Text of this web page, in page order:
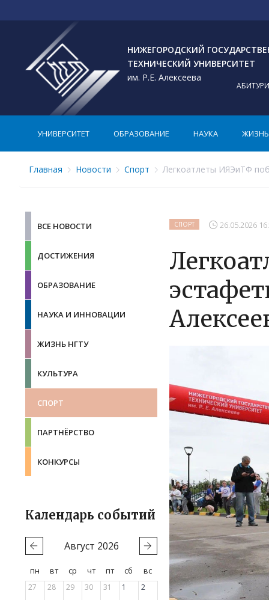
НИЖЕГОРОДСКИЙ
ТЕХНИЧЕСКИЙ УНИВЕРСИТЕТ
им. Р.Е. Алексеева
УНИВЕРСИТЕТ ОБРАЗОВАНИЕ НАУКА ЖИЗНЬ
Главная Новости Спорт Легкоатлеты ИЯЭиТФ
ВСЕ НОВОСТИ
ДОСТИЖЕНИЯ
ОБРАЗОВАНИЕ
НАУКА И ИННОВАЦИИ
ЖИЗНЬ НГТУ
КУЛЬТУРА
СПОРТ
ПАРТНЁРСТВО
КОНКУРСЫ
Календарь событий
Август 2026
пн вт ср чт пт сб
вс
27
28 29 30 31 1
2
СПОРТ 26.05.2026